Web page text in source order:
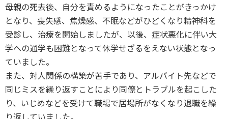
母親の死去後、自分を責めるようになったことがきっかけ
となり、喪失感、焦燥感、不眠などがひどくなり精神科を
受診し、治療を開始しましたが、以後、症状悪化に伴い大
学への通学も困難となって休学せざるをえない状態となっ
ていました。
また、対人関係の構築が苦手であり、アルバイト先などで
同じミスを繰り返すことにより同僚とトラブルを起こした
り、いじめなどを受けて職場で居場所がなくなり退職を繰